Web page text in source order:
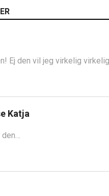
Ej den vil jeg virkelig
Katja
den…